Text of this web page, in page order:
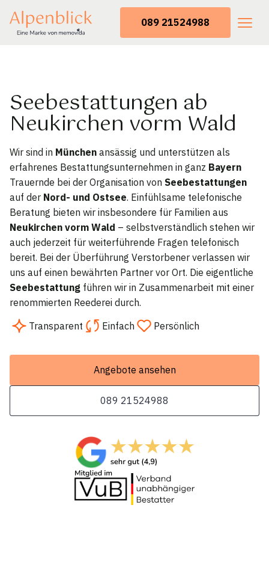
089 21524988
Seebestattungen ab
Neukirchen vorm Wald
Wir sind in München ansässig und unterstützen als
erfahrenes Bestattungsunternehmen in ganz Bayern
Trauernde bei der Organisation von Seebestattungen
auf der Nord- und Ostsee. Einfühlsame telefonische
Beratung bieten wir insbesondere für Familien aus
Neukirchen vorm Wald – selbstverständlich stehen wir
auch jederzeit für weiterführende Fragen telefonisch
bereit. Bei der Überführung Verstorbener verlassen wir
uns auf einen bewährten Partner vor Ort. Die eigentliche
Seebestattung führen wir in Zusammenarbeit mit einer
renommierten Reederei durch.
Transparent
Einfach Persönlich
Angebote ansehen
089 21524988